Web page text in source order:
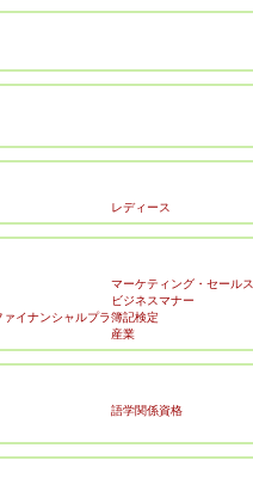
レディース
マーケティング・セールス
ビジネスマナー
イナンシャルプラ簿記検定
産業
語学関係資格